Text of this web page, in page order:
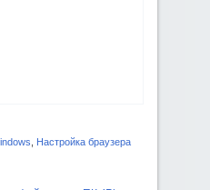
Настройка браузера